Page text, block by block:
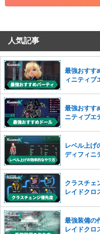
コメントの削除を申請する
せていただきます。ご了
※一度削除したコメントは
さい。
また、過度な利用規約の違反や
った場合は、法的措置をとらせ
かじめご理解くださいませ。
人気記事
最強おすす
ィニティブ
最強おすす
ニティブエ
レベル上げ
ディフィニ
クラスチェ
レイドクロ
最強装備の
レイドクロ